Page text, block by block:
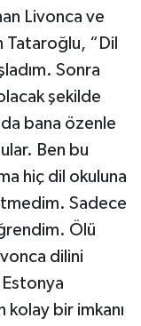
Livonca ve
Tataroğlu, “Dil
Sonra
şekilde
bana özenle
Ben bu
hiç dil okuluna
Sadece
Ölü
dilini
kolay bir imkanı